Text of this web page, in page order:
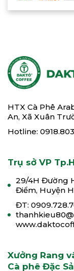
HTX Cà Phê
An, Xã Xuân
Hotline:
Trụ sở VP
29/4H Đường
Điểm, Huyện
ĐT:
Xưởng Rang
Cà phê Đặc